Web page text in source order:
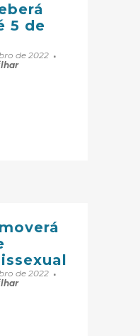
5 de
de 2022
de 2022